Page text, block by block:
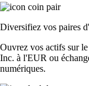
Diversifiez vos paires
Ouvrez vos actifs sur
Inc. à l'EUR ou
numériques.